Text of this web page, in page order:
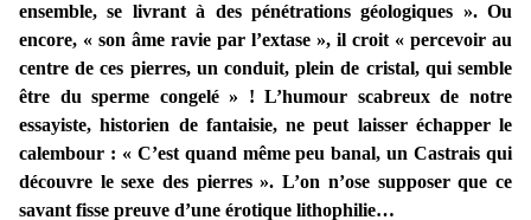
ensemble, se livrant à des pénétrations géologiques ». Ou
encore, « son âme ravie par l’extase », il croit « percevoir au
centre de ces pierres, un conduit, plein de cristal, qui semble
être du sperme congelé » ! L’humour scabreux de notre
essayiste, historien de fantaisie, ne peut laisser échapper le
calembour : « C’est quand même peu banal, un Castrais qui
découvre le sexe des pierres ». L’on n’ose supposer que ce
savant fisse preuve d’une érotique lithophilie…